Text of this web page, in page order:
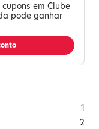
em Clube
pode ganhar
1
2